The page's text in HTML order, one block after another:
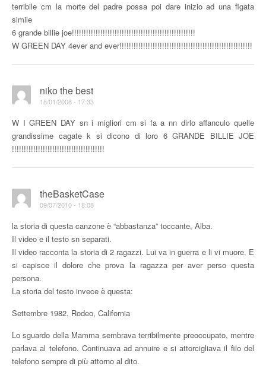
terribile cm la morte del padre possa poi dare inizio ad una figata
simile
6 grande billie joe!!!!!!!!!!!!!!!!!!!!!!!!!!!!!!!!!!!!!!!!!!!!!!!!!!!!
W GREEN DAY 4ever and ever!!!!!!!!!!!!!!!!!!!!!!!!!!!!!!!!!!!!!!!!!!!!!!!!!!!!!!!!
niko the best
18/01/2008 - 17:33
W I GREEN DAY sn i migliori cm si fa a nn dirlo affanculo quelle
grandissime cagate k si dicono di loro 6 GRANDE BILLIE JOE
!!!!!!!!!!!!!!!!!!!!!!!!!!!!!!!!!!!!!!!
theBasketCase
09/07/2010 - 18:08
la storia di questa canzone è “abbastanza” toccante, Alba.
Il video e il testo sn separati.
Il video racconta la storia di 2 ragazzi. Lui va in guerra e li vi muore. E
si capisce il dolore che prova la ragazza per aver perso questa
persona.
La storia del testo invece è questa:
Settembre 1982, Rodeo, California
Lo sguardo della Mamma sembrava terribilmente preoccupato, mentre
parlava al telefono. Continuava ad annuire e si attorcigliava il filo del
telefono sempre di più attorno al dito.